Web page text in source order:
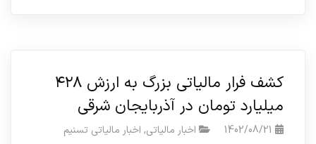
کشف فرار مالیاتی بزرگ به ارزش ۴۲۸
میلیارد تومان در آذربایجان شرقی
1402/08/21 اخبار مالیاتی, اخبار مالیاتی تسنیم